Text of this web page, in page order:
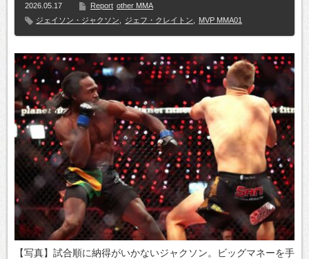
2026.05.17 Report other MMA
ジェイソン・ジャクソン
ジェフ・クレイトン MVP MMA01
【写真】試合順に納得がいかないジャクソン。ビッグマネーを手